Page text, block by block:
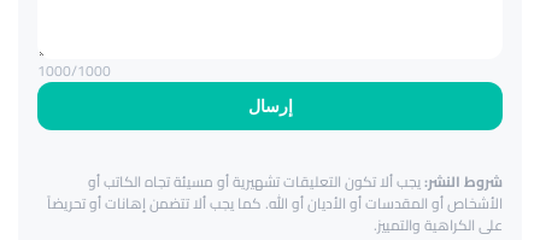
إرسال
1000/1000
شروط النشر:يجب ألا تكون التعليقات تشهيرية أو مسيئة تجاه الكاتب أو
الأشخاص أو المقدسات أو الأديان أو الله. كما يجب ألا تتضمن إهانات أو تحريضاً
على الكراهية والتمييز.